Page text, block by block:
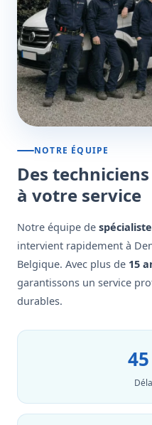
NOTRE ÉQUIPE
Des
à votre service
Notre équipe de
intervient rapidement à
Belgique. Avec plus de 15
garantissons un service
durables.